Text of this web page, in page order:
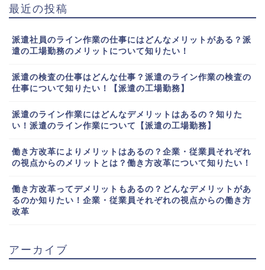
最近の投稿
派遣社員のライン作業の仕事にはどんなメリットがある？派
遣の工場勤務のメリットについて知りたい！
派遣の検査の仕事はどんな仕事？派遣のライン作業の検査の
仕事について知りたい！【派遣の工場勤務】
派遣のライン作業にはどんなデメリットはあるの？知りた
い！派遣のライン作業について【派遣の工場勤務】
働き方改革によりメリットはあるの？企業・従業員それぞれ
の視点からのメリットとは？働き方改革について知りたい！
働き方改革ってデメリットもあるの？どんなデメリットがあ
るのか知りたい！企業・従業員それぞれの視点からの働き方
改革
アーカイブ